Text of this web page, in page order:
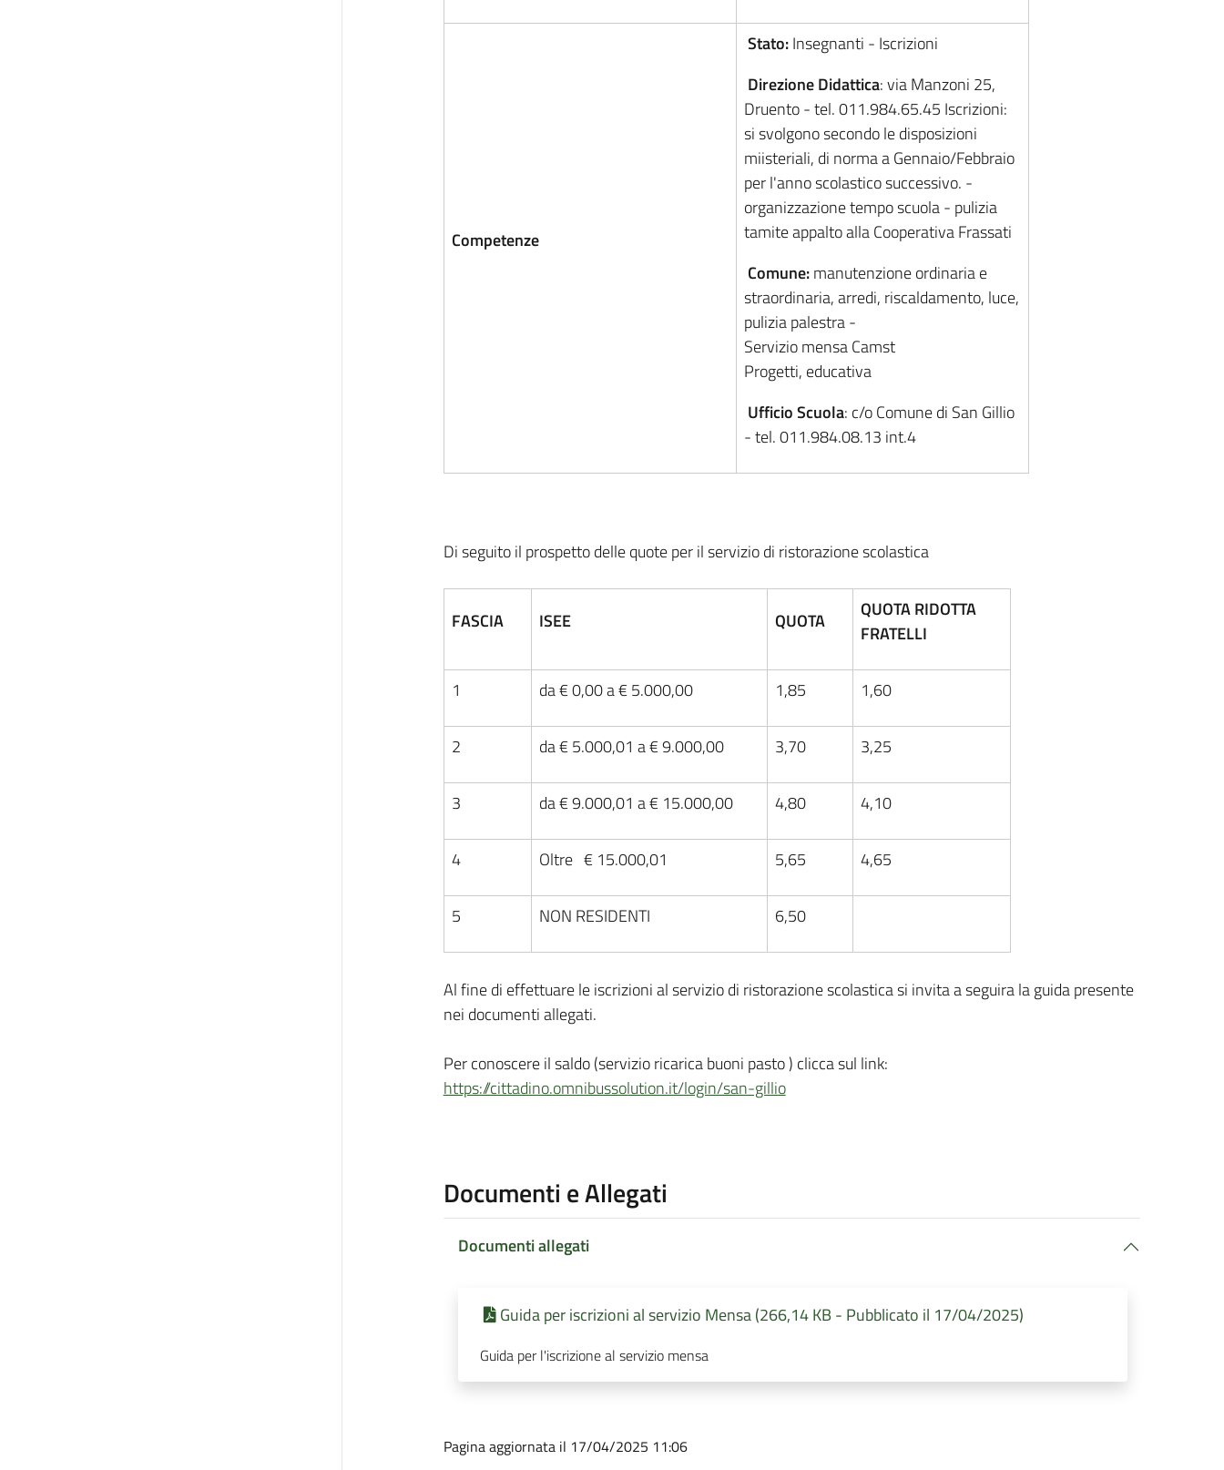
Competenze
Stato:Insegnanti - Iscrizioni
Direzione Didattica: via Manzoni 25,
Druento - tel. 011.984.65.45 Iscrizioni:
si svolgono secondo le disposizioni
miisteriali, di norma a Gennaio/Febbraio
per l'anno scolastico successivo. -
organizzazione tempo scuola - pulizia
tamite appalto alla Cooperativa Frassati
Comune:manutenzione ordinaria e
straordinaria, arredi, riscaldamento, luce,
pulizia palestra -
Servizio mensa Camst
Progetti, educativa
Ufficio Scuola: c/o Comune di San Gillio
- tel. 011.984.08.13 int.4
Di seguito il prospetto delle quote per il servizio di ristorazione scolastica
FASCIA ISEE QUOTA
QUOTA RIDOTTA
FRATELLI
1 da € 0,00 a € 5.000,00 1,85 1,60
2 da € 5.000,01 a € 9.000,00 3,70 3,25
3 da € 9.000,01 a € 15.000,00 4,80 4,10
4 Oltre € 15.000,01 5,65 4,65
5 NON RESIDENTI 6,50
Al fine di effettuare le iscrizioni al servizio di ristorazione scolastica si invita a seguira la guida presente
nei documenti allegati.
Per conoscere il saldo (servizio ricarica buoni pasto ) clicca sul link:
https://cittadino.omnibussolution.it/login/san-gillio
Documenti e Allegati
Documenti allegati
Guida per iscrizioni al servizio Mensa (266,14 KB - Pubblicato il 17/04/2025)
Guida per l'iscrizione al servizio mensa
Pagina aggiornata il 17/04/2025 11:06